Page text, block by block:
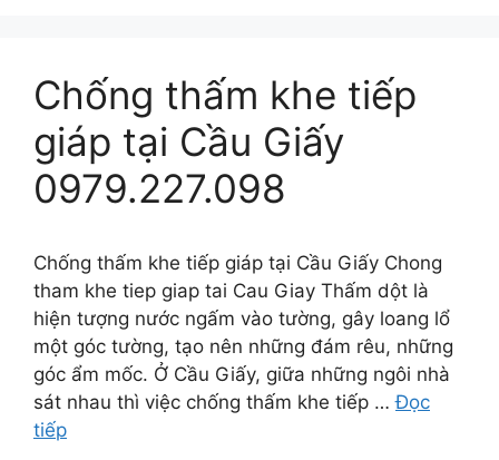
Chống thấm khe tiếp
giáp tại Cầu Giấy
0979.227.098
Chống thấm khe tiếp giáp tại Cầu Giấy Chong
tham khe tiep giap tai Cau Giay Thấm dột là
hiện tượng nước ngấm vào tường, gây loang lổ
một góc tường, tạo nên những đám rêu, những
góc ẩm mốc. Ở Cầu Giấy, giữa những ngôi nhà
sát nhau thì việc chống thấm khe tiếp …Đọc
tiếp